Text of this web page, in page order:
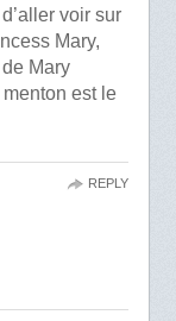
voir sur
Mary,
Mary
est le
REPLY